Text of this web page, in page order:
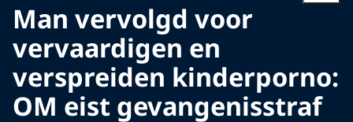
Man vervolgd voor
vervaardigen en
verspreiden kinderporno:
OM eist gevangenisstraf